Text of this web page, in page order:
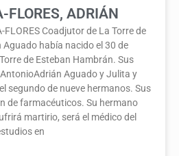
FLORES, ADRIÁN
FLORES Coadjutor de La Torre de
había nacido el 30 de
de Esteban Hambrán. Sus
Aguado y Julita y
segundo de nueve hermanos. Sus
de farmacéuticos. Su hermano
martirio, será el médico del
en